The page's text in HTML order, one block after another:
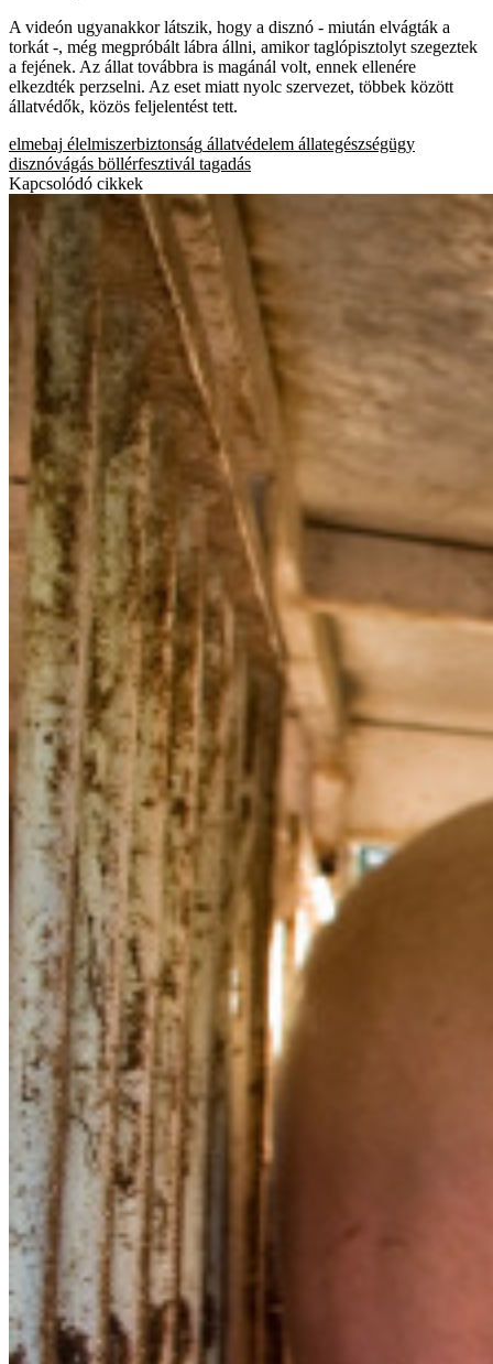
A videón ugyanakkor látszik, hogy a disznó - miután elvágták a
torkát -, még megpróbált lábra állni, amikor taglópisztolyt szegeztek
a fejének. Az állat továbbra is magánál volt, ennek ellenére
elkezdték perzselni. Az eset miatt nyolc szervezet, többek között
állatvédők, közös feljelentést tett.
elmebaj élelmiszerbiztonság állatvédelem állategészségügy
disznóvágás böllérfesztivál tagadás
Kapcsolódó cikkek